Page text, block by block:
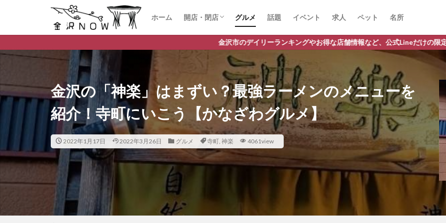
ホーム 開店・閉店 グルメ 話題 イベント 求人 ペット 名所
金沢市のデイリーランキングやお得な店舗情報など、公式Lineだけの限定情報を配信中！
金沢の「神楽」はまずい？最強ラーメンのメニューを
紹介！寺町にいこう【かなざわグルメ】
2022年1月17日 2022年3月26日 グルメ 寺町, 神楽 4061view